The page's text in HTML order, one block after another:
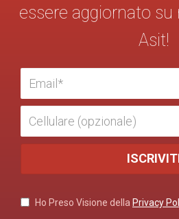
essere aggiornato
Asit!
Ho Preso Visione della Privacy